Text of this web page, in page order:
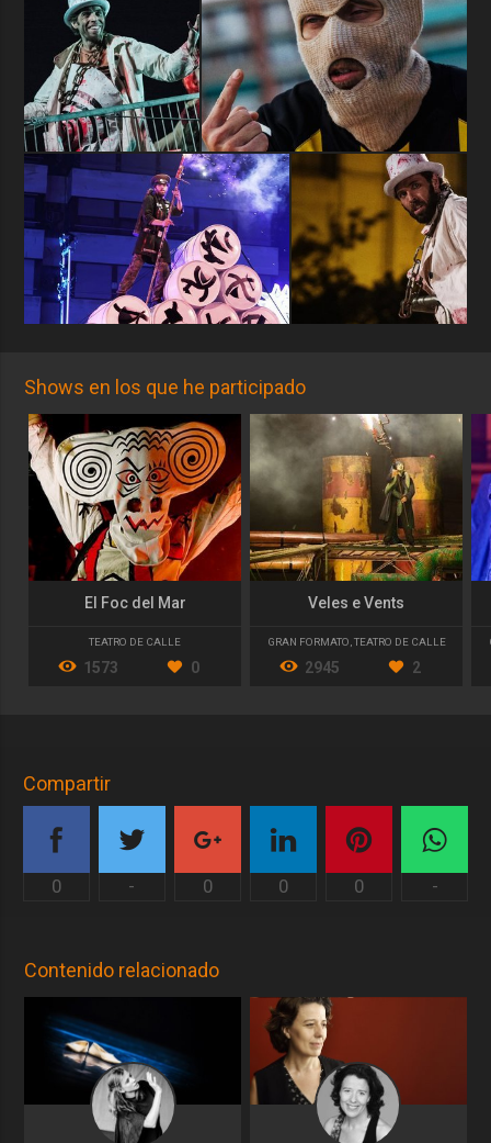
Shows en los que he participado
El Foc del Mar
TEATRO DE CALLE
1573 0
Veles e Vents
GRAN FORMATO TEATRO DE CALLE
2945 2
Compartir
0 - 0 0 0 -
Contenido relacionado